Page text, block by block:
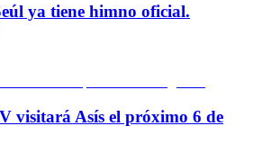
ya tiene himno oficial.
visitará Asís el próximo 6 de